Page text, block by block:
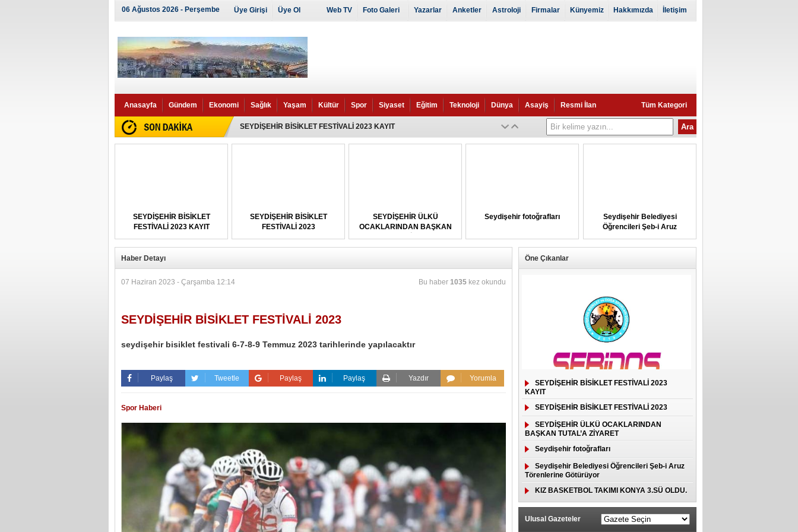
06 Ağustos 2026 - Perşembe Üye Girişi Üye Ol Web TV Foto Galeri Yazarlar Anketler Astroloji Firmalar Künyemiz Hakkımızda İletişim
Anasayfa Gündem Ekonomi Sağlık Yaşam Kültür Spor Siyaset Eğitim Teknoloji Dünya Asayiş Resmi İlan Tüm Kategori
SEYDİŞEHİR BİSİKLET FESTİVALİ 2023 KAYIT
SEYDİŞEHİR BİSİKLET
FESTİVALİ 2023 KAYIT
SEYDİŞEHİR BİSİKLET
FESTİVALİ 2023
SEYDİŞEHİR ÜLKÜ
OCAKLARINDAN BAŞKAN
TUTAL’A ZİYARET
Seydişehir fotoğrafları
Seydişehir Belediyesi
Öğrencileri Şeb-i Aruz
Törenlerine Götürüyor
Haber Detayı
07 Haziran 2023 - Çarşamba 12:14 Bu haber 1035 kez okundu
SEYDİŞEHİR BİSİKLET FESTİVALİ 2023
seydişehir bisiklet festivali 6-7-8-9 Temmuz 2023 tarihlerinde yapılacaktır
Paylaş Tweetle Paylaş Paylaş Yazdır Yorumla
Spor Haberi
Öne Çıkanlar
SEYDİŞEHİR BİSİKLET FESTİVALİ 2023
KAYIT
SEYDİŞEHİR BİSİKLET FESTİVALİ 2023
SEYDİŞEHİR ÜLKÜ OCAKLARINDAN
BAŞKAN TUTAL’A ZİYARET
Seydişehir fotoğrafları
Seydişehir Belediyesi Öğrencileri Şeb-i Aruz
Törenlerine Götürüyor
KIZ BASKETBOL TAKIMI KONYA 3.SÜ OLDU.
Ulusal Gazeteler